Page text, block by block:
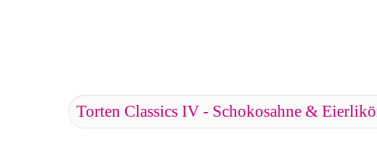
Torten Classics IV - Schokosahne &